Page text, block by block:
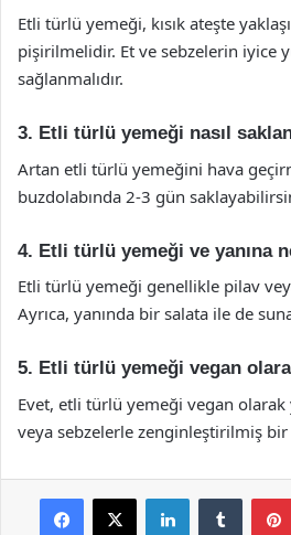
Etli türlü yemeği, kısık ateşte
pişirilmelidir. Et ve sebzelerin iyice
sağlanmalıdır.
3. Etli türlü yemeği nasıl
Artan etli türlü yemeğini hava
buzdolabında 2-3 gün
4. Etli türlü yemeği ve yanına
Etli türlü yemeği genellikle pilav
Ayrıca, yanında bir salata ile de
5. Etli türlü yemeği vegan
Evet, etli türlü yemeği vegan olarak
veya sebzelerle zenginleştirilmiş
Facebook
X LinkedInTumblr